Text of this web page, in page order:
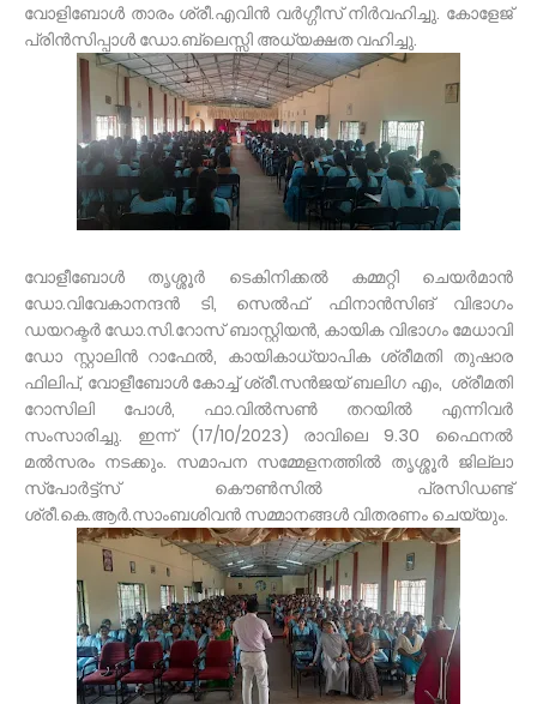
വോളിബോള്‍ താരം ശ്രീ.എവിന്‍ വര്‍ഗ്ഗീസ് നിര്‍വഹിച്ചു. കോളേജ്
പ്രിന്‍സിപ്പാള്‍ ഡോ.ബ്ലെസ്സി അധ്യക്ഷത വഹിച്ചു.
വോളീബോള്‍ തൃശ്ശൂര്‍ ടെകിനിക്കല്‍ കമ്മറ്റി ചെയര്‍മാന്‍
ഡോ.വിവേകാനന്ദന്‍ ടി, സെല്‍ഫ് ഫിനാന്‍സിങ് വിഭാഗം
ഡയറക്ടര്‍ ഡോ.സി.റോസ് ബാസ്റ്റിയന്‍, കായിക വിഭാഗം മേധാവി
ഡോ സ്റ്റാലിന്‍ റാഫേല്‍, കായികാധ്യാപിക ശ്രീമതി തുഷാര
ഫിലിപ്, വോളീബോള്‍ കോച്ച് ശ്രീ.സന്‍ജയ് ബലിഗ എം, ശ്രീമതി
റോസിലി പോള്‍, ഫാ.വില്‍സണ്‍ തറയില്‍ എന്നിവര്‍
സംസാരിച്ചു. ഇന്ന് (17/10/2023) രാവിലെ 9.30 ഫൈനല്‍
മല്‍സരം നടക്കും. സമാപന സമ്മേളനത്തില്‍ തൃശ്ശൂര്‍ ജില്ലാ
സ്പോര്‍ട്ട്സ് കൌണ്‍സില്‍ പ്രസിഡണ്ട്
ശ്രീ.കെ.ആര്‍.സാംബശിവന്‍ സമ്മാനങ്ങള്‍ വിതരണം ചെയ്യും.